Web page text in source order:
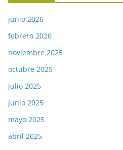
junio 2026
febrero 2026
noviembre 2025
octubre 2025
julio 2025
junio 2025
mayo 2025
abril 2025